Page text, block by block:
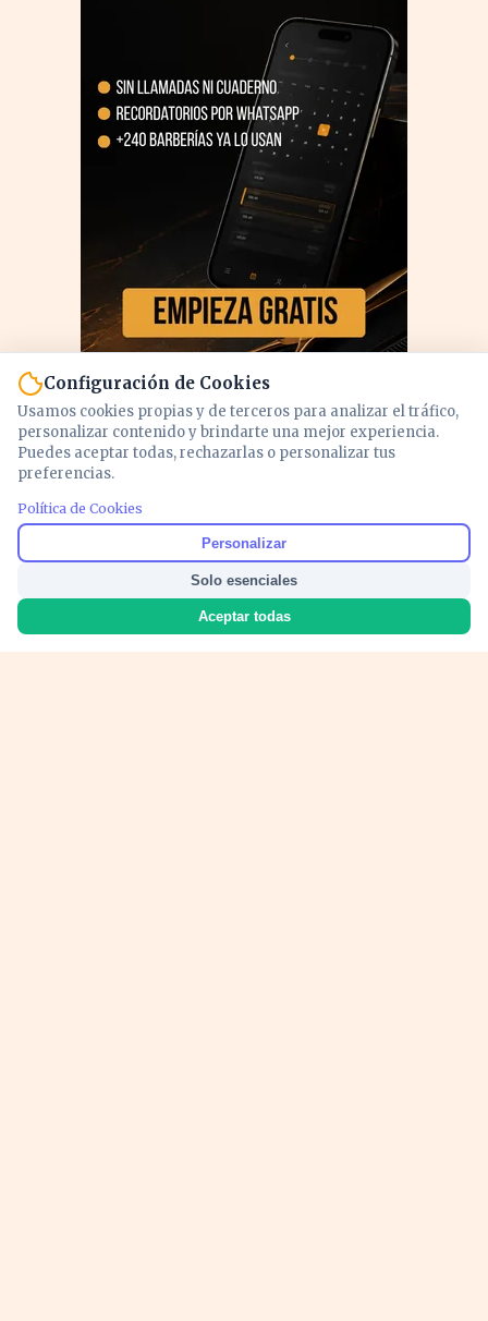
Configuración de Cookies
Usamos cookies propias y de terceros para analizar el tráfico,
personalizar contenido y brindarte una mejor experiencia.
Puedes aceptar todas, rechazarlas o personalizar tus
preferencias.
Política de Cookies
Personalizar
Solo esenciales
Aceptar todas